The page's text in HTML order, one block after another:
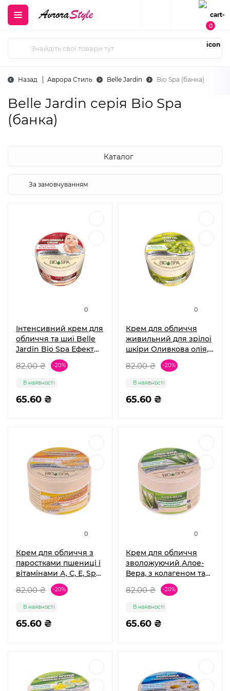
0
Назад Аврора Стиль Belle Jardin Bio Spa (банка)
Belle Jardin cерія Bio Spa
(банка)
Каталог
0
Інтенсивний крем для
обличчя та шиї Belle
Jardin Bio Spa Ефект
омолодження 200 мл
82.00 ₴ -20%
65.60 ₴
В наявності
0
Крем для обличчя
живильний для зрілої
шкіри Оливкова олія,
Spa naturelle Belle
Jardin
82.00 ₴ -20%
65.60 ₴
В наявності
0
Крем для обличчя з
паростками пшениці і
вітамінами А, С, Е, Spa
naturelle Belle Jardin
82.00 ₴ -20%
65.60 ₴
В наявності
0
Крем для обличчя
зволожуючий Алое-
Вера, з колагеном та
еластином, Spa
naturelle Belle Jardin
82.00 ₴ -20%
65.60 ₴
В наявності